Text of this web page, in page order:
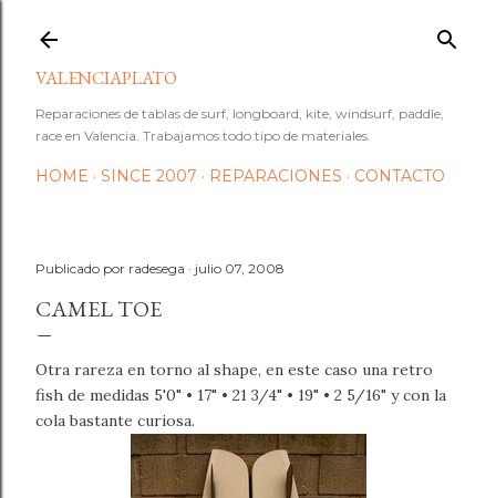
VALENCIAPLATO
Reparaciones de tablas de surf, longboard, kite, windsurf, paddle,
race en Valencia. Trabajamos todo tipo de materiales.
HOME SINCE 2007 REPARACIONES CONTACTO
Publicado por radesega julio 07, 2008
CAMEL TOE
Otra rareza en torno al shape, en este caso una retro
fish de medidas 5'0" • 17" • 21 3/4" • 19" • 2 5/16" y con la
cola bastante curiosa.